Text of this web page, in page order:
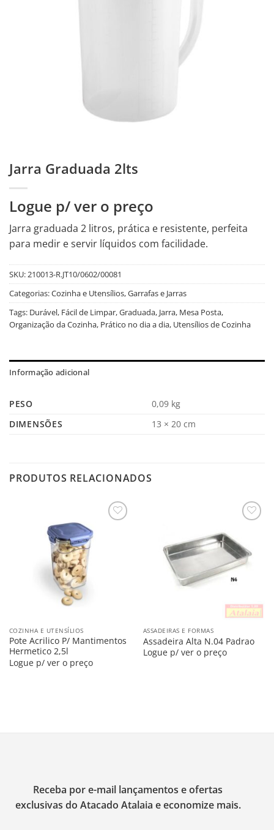
Jarra Graduada 2lts
Logue p/ ver o preço
Jarra graduada 2 litros, prática e resistente, perfeita
para medir e servir líquidos com facilidade.
SKU:210013-R.JT10/0602/00081
Categorias:Cozinha e Utensílios,Garrafas e Jarras
Tags: Durável, Fácil de Limpar,Graduada, Jarra, Mesa Posta,
Organização da Cozinha, Prático no dia a dia, Utensílios de Cozinha
Informação adicional
PESO
0,09 kg
DIMENSÕES
13 × 20 cm
PRODUTOS RELACIONADOS
COZINHA E UTENSÍLIOS
Pote Acrilico P/ Mantimentos
Hermetico 2,5l
Logue p/ ver o preço
Lista
ASSADEIRAS E FORMAS
Assadeira Alta N.04 Padrao
Logue p/ ver o preço
Receba por e-mail lançamentos e ofertas
exclusivas do Atacado Atalaia e economize mais.